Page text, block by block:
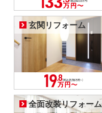
玄関リフォーム
全面改装リフォーム